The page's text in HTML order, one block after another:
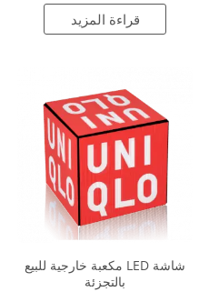
قراءة المزيد
شاشة LED مكعبة خارجية للبيع
بالتجزئة